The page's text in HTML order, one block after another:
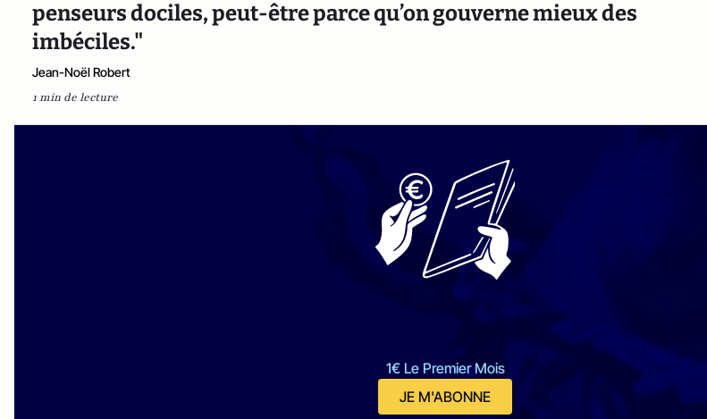
penseurs dociles, peut-être parce qu’on gouverne mieux des
imbéciles."
Jean-Noël Robert
1 min de lecture
1€ Le Premier Mois
JE M'ABONNE